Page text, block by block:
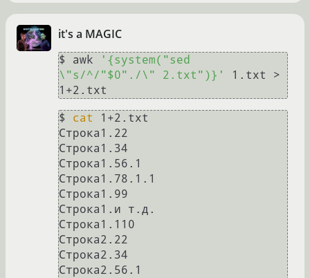
it's a MAGIC
$ awk
'{system("sed
\"s/^/"$0"./\" 2.txt")}'
1.txt >
$ cat
1+2.txt
Строка1.22
Строка1.34
Строка1.56.1
Строка1.78.1.1
Строка1.99
Строка1.и т.д.
Строка1.110
Строка2.22
Строка2.34
Строка2.56.1